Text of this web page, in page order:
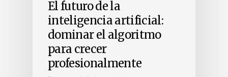
El futuro de la
inteligencia artificial:
dominar el algoritmo
para crecer
profesionalmente